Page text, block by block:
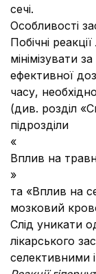
сечі.
Особливості
Побічні
мінімізувати
ефективної
часу,
(див. розділ
підрозділи
«
Вплив на
»
та «Вплив на
мозковий
Слід уникати
лікарського
селективними